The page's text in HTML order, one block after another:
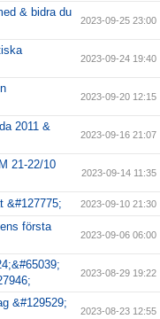
& bidra du
2023-09-25 23:00
2023-09-24 19:40
2023-09-20 12:15
2011 &
2023-09-16 21:07
21-22/10
2023-09-14 11:35
&#127775; 2023-09-10 21:30
första
2023-09-06 06:00
2023-08-29 19:22
&#129529;
2023-08-23 12:55